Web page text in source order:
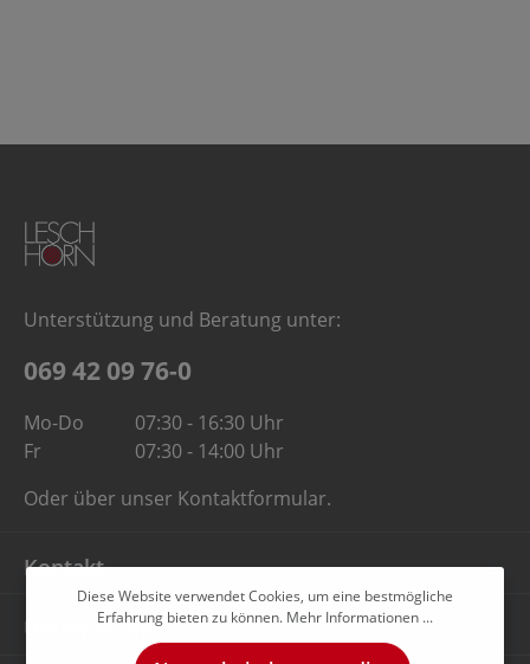
Unterstützung und Beratung unter:
069 42 09 76-0
Mo-Do
07:30 - 16:30 Uhr
Fr
07:30 - 14:00 Uhr
Oder über unser Kontaktformular.
Kontakt
Unternehmen
Diese Website verwendet Cookies, um eine bestmögliche
Erfahrung bieten zu können. Mehr Informationen ...